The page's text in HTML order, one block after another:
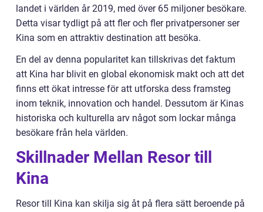
landet i världen år 2019, med över 65 miljoner besökare.
Detta visar tydligt på att fler och fler privatpersoner ser
Kina som en attraktiv destination att besöka.
En del av denna popularitet kan tillskrivas det faktum
att Kina har blivit en global ekonomisk makt och att det
finns ett ökat intresse för att utforska dess framsteg
inom teknik, innovation och handel. Dessutom är Kinas
historiska och kulturella arv något som lockar många
besökare från hela världen.
Skillnader Mellan Resor till
Kina
Resor till Kina kan skilja sig åt på flera sätt beroende på